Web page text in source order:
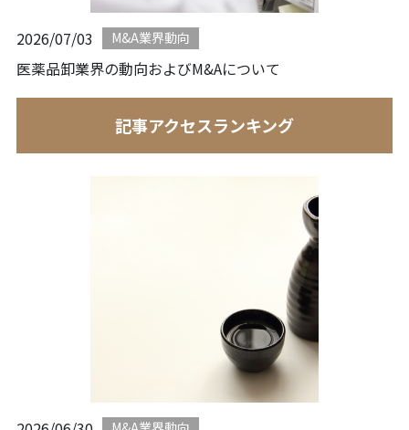
2026/07/03 M&A業界動向
医薬品卸業界の動向およびM&Aについて
記事アクセスランキング